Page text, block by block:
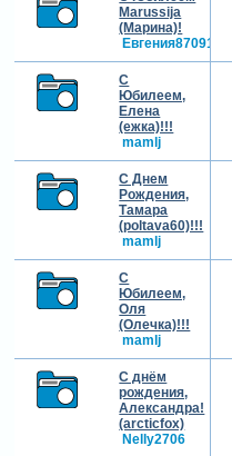
Marussija
(Марина)!
Евгения870914
С
Юбилеем,
Елена
(ежка)!!!
mamlj
С Днем
Рождения,
Тамара
(poltava60)!!!
mamlj
С
Юбилеем,
Оля
(Олечка)!!!
mamlj
С днём
рождения,
Александра!
(arcticfox)
Nelly2706